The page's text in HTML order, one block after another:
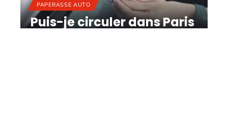
PAPERASSE AUTO
Puis-je circuler dans Paris